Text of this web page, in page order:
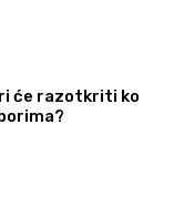
će razotkriti ko